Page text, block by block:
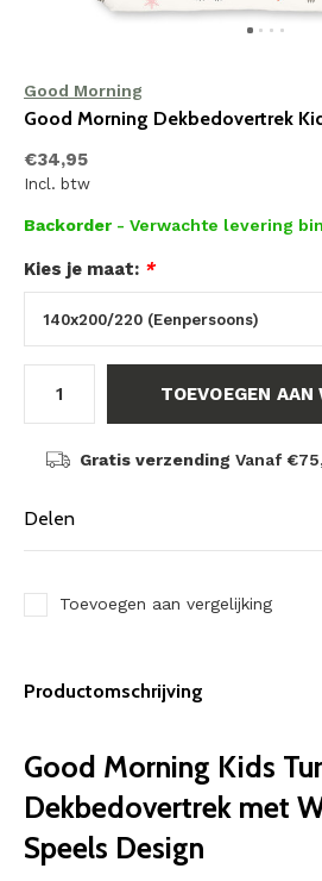
Good Morning
Good Morning Dekbedovertrek
€34,95
Incl. btw
Backorder - Verwachte levering
Kies je maat: *
TOEVOEGEN AAN
Gratis verzending Vanaf
Delen
Toevoegen aan vergelijking
Productomschrijving
Good Morning Kids
Dekbedovertrek met
Speels Design